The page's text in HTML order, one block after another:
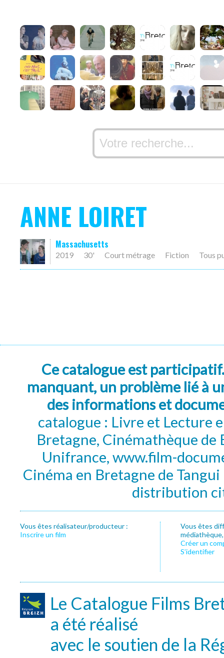
ANNE LOIRET
Massachusetts
2019 30' Court métrage Fiction Tous
Ce catalogue est
manquant, un problème lié à
des informations et
catalogue : Livre et Lecture
Bretagne, Cinémathèque de
Unifrance, www.film-
Cinéma en Bretagne de
distribution
Vous êtes réalisateur/producteur :
Inscrire un film
Vous êtes
Créer un
S’identifier
Le Catalogue Films
a été réalisé
avec le soutien de la